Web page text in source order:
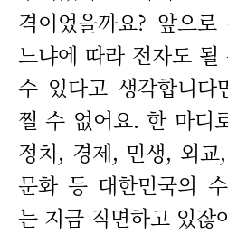
격이었을까요? 앞으
느냐에 따라 전자도
수 있다고 생각합니
쩔 수 없어요. 한 마디
정치, 경제, 민생, 외
문화 등 대한민국의
는 지금 직면하고 있잖